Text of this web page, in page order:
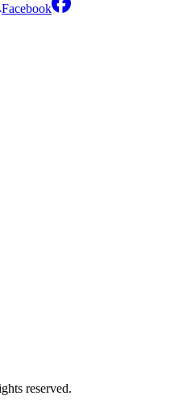
Facebook
reserved.